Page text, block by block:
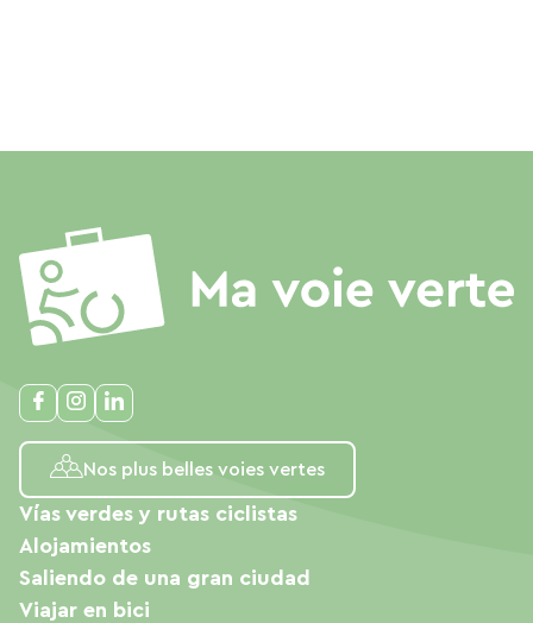
Nos plus belles voies vertes
Vías verdes y rutas ciclistas
Alojamientos
Saliendo de una gran ciudad
Viajar en bici